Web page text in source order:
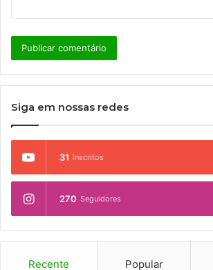
Siga em nossas redes
31 Inscritos
270 Seguidores
Recente Popular